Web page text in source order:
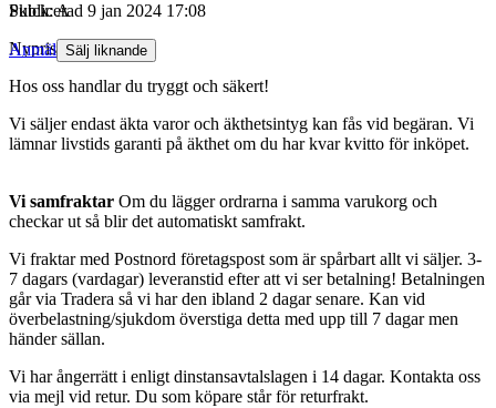
Skick: A
Nypris: Vintage
Hos oss handlar du tryggt och säkert!
Vi säljer endast äkta varor och äkthetsintyg kan fås vid begäran. Vi
lämnar livstids garanti på äkthet om du har kvar kvitto för inköpet.
Vi samfraktar Om du lägger ordrarna i samma varukorg och
checkar ut så blir det automatiskt samfrakt.
Vi fraktar med Postnord företagspost som är spårbart allt vi säljer. 3-
7 dagars (vardagar) leveranstid efter att vi ser betalning! Betalningen
går via Tradera så vi har den ibland 2 dagar senare. Kan vid
överbelastning/sjukdom överstiga detta med upp till 7 dagar men
händer sällan.
Vi har ångerrätt i enligt dinstansavtalslagen i 14 dagar. Kontakta oss
via mejl vid retur. Du som köpare står för returfrakt.
Publicerad 9 jan 2024 17:08
Anmäl Sälj liknande